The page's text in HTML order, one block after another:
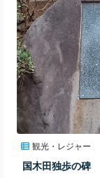
観光・レジャー
国木田独歩の碑